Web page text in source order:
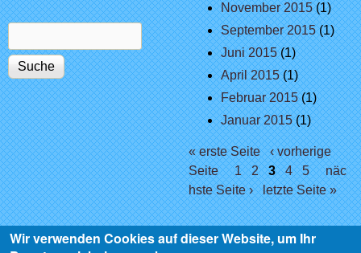
Suchformular
November 2015(1)
September 2015(1)
Juni 2015(1)
April 2015(1)
Februar 2015(1)
Januar 2015(1)
Seiten
« erste Seite
‹ vorherige
Seite
1 2 3 4 5
näc
hste Seite ›
letzte Seite »
Wir verwenden Cookies auf dieser Website, um Ihr